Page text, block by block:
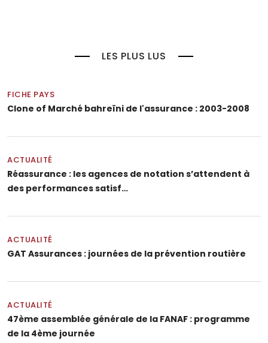
LES PLUS LUS
FICHE PAYS
Clone of Marché bahreïni de l'assurance : 2003-2008
ACTUALITÉ
Réassurance : les agences de notation s’attendent à
des performances satisf…
ACTUALITÉ
GAT Assurances : journées de la prévention routière
ACTUALITÉ
47ème assemblée générale de la FANAF : programme
de la 4ème journée